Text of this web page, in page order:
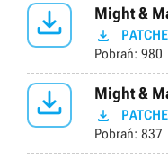
 Might &

Pobrań: 980
 Might &

Pobrań: 837